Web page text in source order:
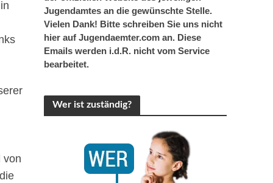
von
Jugendamtes an die gewünschte Stelle.
Vielen Dank! Bitte schreiben Sie uns nicht
hier auf Jugendaemter.com an. Diese
Emails werden i.d.R. nicht vom Service
bearbeitet.
Wer ist zuständig?